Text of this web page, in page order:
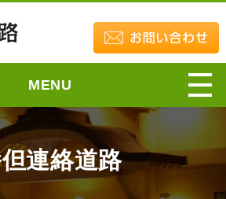
MENU
連絡道路